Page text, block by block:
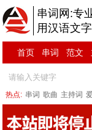
串词网:专
用汉语文
首页 串词 范文
热点: 串词 歌曲 主持词